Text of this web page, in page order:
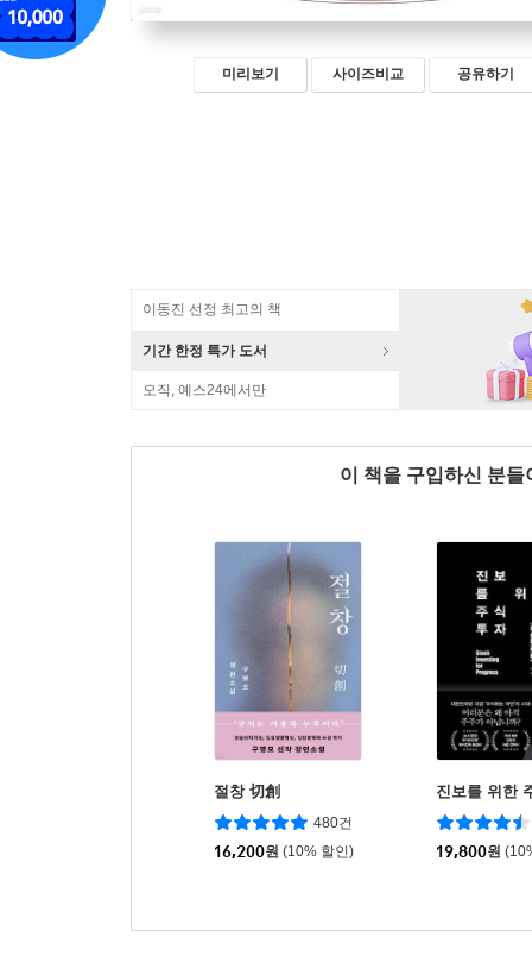
미리보기 사이즈비교 공유하기
이동진 선정 최고의 책
기간 한정 특가 도서
오직, 예스24에서만
이 책을 구입하신 분
절창 切創
480건
16,200원 (10% 할인)
진보를 위한
19,800원